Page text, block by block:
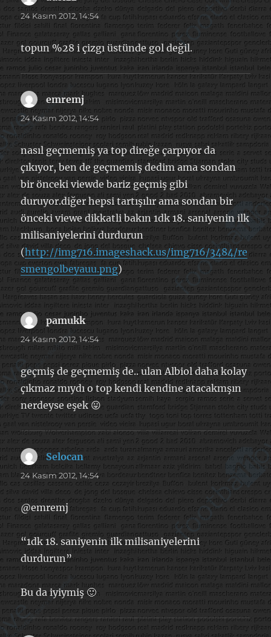
ki:
24 Kasım 2012, 14:54
topun %28 i çizgı üstünde gol değil.
emremjdedi
ki:
24 Kasım 2012, 14:54
nasıl geçmemiş ya top direğe çarpıyor da
çıkıyor, ben de geçmemiş dedim ama sondan
bir önceki viewde bariz geçmiş gibi
duruyor.diğer hepsi tartışılır ama sondan bir
önceki viewe dikkatli bakın 1dk 18. saniyenin ilk
milisaniyelerini durdurun
(http://img716.imageshack.us/img716/3484/re
smengolbeyauu.png)
pamukkdedi
ki:
24 Kasım 2012, 14:54
geçmiş de geçmemiş de.. ulan Albiol daha kolay
çıkmaz mıydı o top kendi kendine atacakmşın
nerdeyse eşek 😛
Selocandedi
ki:
24 Kasım 2012, 14:54
@emremj
“1dk 18. saniyenin ilk milisaniyelerini
durdurun”
Bu da iyiymiş 🙂